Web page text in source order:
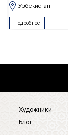
Узбекистан
Подробнее
Художники
Блог